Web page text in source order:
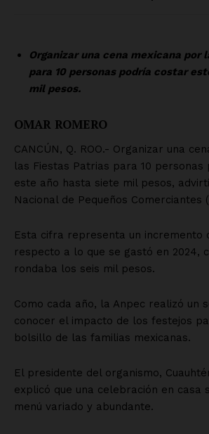
Empresa
Contacto
Política de privacidad
Políticas del Sitio
Información Propietaria / Financiación